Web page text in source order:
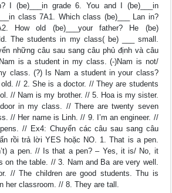
I (be)___in grade 6. You and I (be)___in
class 7A1. Which class (be)___ Lan in?
How old (be)___your father? He (be)
The students in my class( be) ___ small.
những câu sau sang câu phủ định và câu
is a student in my class. (-)Nam is not/
class. (?) Is Nam a student in your class?
// 2. She is a doctor. // They are students
// Nam is my brother. // 5. Hoa is my sister.
in my class. // There are twenty seven
// Her name is Linh. // 9. I’m an engineer. //
// Ex4: Chuyển các câu sau sang câu
rồi trả lời YES hoặc NO. 1. That is a pen.
a pen. // Is that a pen? – Yes, it is/ No, it
on the table. // 3. Nam and Ba are very well.
// The children are good students. Thu is
her classroom. // 8. They are tall.